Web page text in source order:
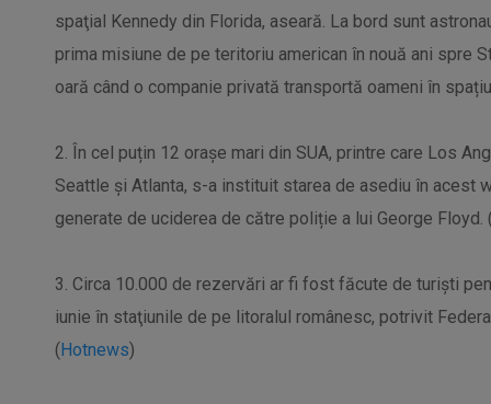
spaţial Kennedy din Florida, aseară. La bord sunt
prima misiune de pe teritoriu american în nouă ani spre
oară când o companie privată transportă oameni în
2. În cel puțin 12 orașe mari din SUA, printre care Los
Seattle și Atlanta, s-a instituit starea de asediu în acest
generate de uciderea de către poliție a lui George Floyd.
3. Circa 10.000 de rezervări ar fi fost făcute de turişti
iunie în staţiunile de pe litoralul românesc, potrivit
(Hotnews)